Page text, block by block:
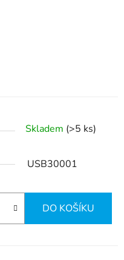
Skladem (>5 ks)
USB30001
DO KOŠÍKU